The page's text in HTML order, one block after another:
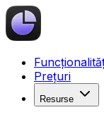
Prețuri
Resurse